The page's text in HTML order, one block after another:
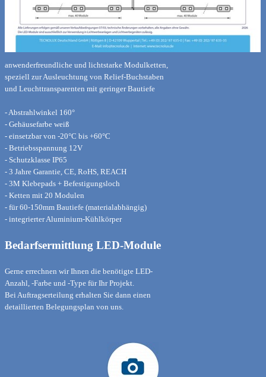
anwenderfreundliche und lichtstarke Modulketten,
speziell zur Ausleuchtung von Relief-Buchstaben
und Leuchttransparenten mit geringer Bautiefe
- Abstrahlwinkel 160°
- Gehäusefarbe weiß
- einsetzbar von -20°C bis +60°C
- Betriebsspannung 12V
- Schutzklasse IP65
- 3 Jahre Garantie, CE, RoHS, REACH
- 3M Klebepads + Befestigungsloch
- Ketten mit 20 Modulen
- für 60-150mm Bautiefe (materialabhängig)
- integrierter Aluminium-Kühlkörper
Bedarfsermittlung LED-Module
Gerne errechnen wir Ihnen die benötigte LED-
Anzahl, -Farbe und -Type für Ihr Projekt.
Bei Auftragserteilung erhalten Sie dann einen
detaillierten Belegungsplan von uns.